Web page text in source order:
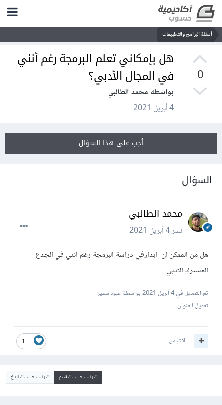
أسئلة البرامج والتطبيقات
0
هل بإمكاني تعلم البرمجة رغم أنني
في المجال الأدبي؟
بواسطة محمد الطالبي
4 أبريل 2021
أجب على هذا السؤال
السؤال
محمد الطالبي
نشر4 أبريل 2021
هل من الممكن ان ابدارفي دراسة البرمجة رغم انني في الجدع
المشترك الادبي
تم التعديل في4 أبريل 2021
بواسطة عبود سمير
تعديل العنوان
1 اقتباس
الترتيب حسب التقييم الترتيب حسب التاريخ